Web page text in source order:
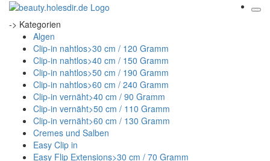
-> Kategorien
Algen
Clip-in nahtlos>30 cm / 120 Gramm
Clip-in nahtlos>40 cm / 150 Gramm
Clip-in nahtlos>50 cm / 190 Gramm
Clip-in nahtlos>60 cm / 240 Gramm
Clip-in vernäht>40 cm / 90 Gramm
Clip-in vernäht>50 cm / 110 Gramm
Clip-in vernäht>60 cm / 130 Gramm
Cremes und Salben
Easy Clip in
Easy Flip Extensions>30 cm / 70 Gramm